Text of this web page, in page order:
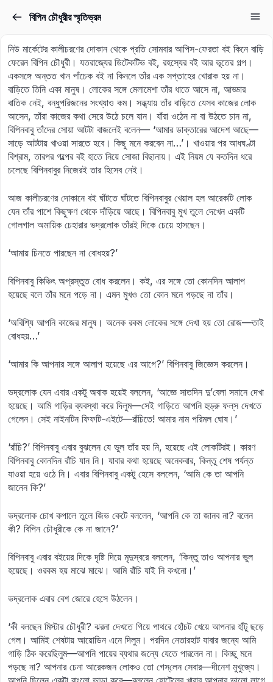
বিপিন চৌধুরীর স্মৃতিভ্রম
নিউ মার্কেটের কালীচরণের দোকান থেকে প্রতি সোমবার আপিস-ফেরতা বই কিনে বাড়ি
ফেরেন বিপিন চৌধুরী। যতরাজ্যের ডিটেকটিভ বই, রহস্যের বই আর ভূতের গল্প।
একসঙ্গে অন্তত খান পাঁচেক বই না কিনলে তাঁর এক সপ্তাহের খোরাক হয় না।
বাড়িতে তিনি একা মানুষ। লোকের সঙ্গে মেলামেশা তাঁর ধাতে আসে না, আড্ডার
বাতিক নেই, বন্ধুপরিজনের সংখ্যাও কম। সন্ধ্যায় তাঁর বাড়িতে যেসব কাজের লোক
আসেন, তাঁরা কাজের কথা সেরে উঠে চলে যান। যাঁরা ওঠেন না বা উঠতে চান না,
বিপিনবাবু তাঁদের সোয়া আটটা বাজলেই বলেন— ‘আমার ডাক্তারের আদেশ আছে—
সাড়ে আটটায় খাওয়া সারতে হবে। কিছু মনে করবেন না…’। খাওয়ার পর আধঘণ্টা
বিশ্রাম, তারপর গল্পের বই হাতে নিয়ে সোজা বিছানায়। এই নিয়ম যে কতদিন ধরে
চলেছে বিপিনবাবুর নিজেরই তার হিসেব নেই।
আজ কালীচরণের দোকানে বই ঘাঁটতে ঘাঁটতে বিপিনবাবুর খেয়াল হল আরেকটি লোক
যেন তাঁর পাশে কিছুক্ষণ থেকে দাঁড়িয়ে আছে। বিপিনবাবু মুখ তুলে দেখেন একটি
গোলগাল অমায়িক চেহারার ভদ্রলোক তাঁরই দিকে চেয়ে হাসছেন।
‘আমায় চিনতে পারছেন না বোধহয়?’
বিপিনবাবু কিঞ্চিৎ অপ্রস্তুত বোধ করলেন। কই, এর সঙ্গে তো কোনদিন আলাপ
হয়েছে বলে তাঁর মনে পড়ে না। এমন মুখও তো কোন মনে পড়ছে না তাঁর।
‘অবিশ্যি আপনি কাজের মানুষ। অনেক রকম লোকের সঙ্গে দেখা হয় তো রোজ—তাই
বোধহয়…’
‘আমার কি আপনার সঙ্গে আলাপ হয়েছে এর আগে?’ বিপিনবাবু জিজ্ঞেস করলেন।
ভদ্রলোক যেন এবার একটু অবাক হয়েই বললেন, ‘আজ্ঞে সাতদিন দু’বেলা সমানে দেখা
হয়েছে। আমি গাড়ির ব্যবস্থা করে দিলুম—সেই গাড়িতে আপনি হুড্রু ফল্‌স দেখতে
গেলেন। সেই নাইনটিন ফিফটি-এইটে—রাঁচিতে! আমার নাম পরিমল ঘোষ।’
‘রাঁচি?’ বিপিনবাবু এবার বুঝলেন যে ভুল তাঁর হয় নি, হয়েছে এই লোকটিরই। কারণ
বিপিনবাবু কোনদিন রাঁচি যান নি। যাবার কথা হয়েছে অনেকবার, কিন্তু শেষ পর্যন্ত
যাওয়া হয়ে ওঠে নি। এবার বিপিনবাবু একটু হেসে বললেন, ‘আমি কে তা আপনি
জানেন কি?’
ভদ্রলোক চোখ কপালে তুলে জিভ কেটে বললেন, ‘আপনি কে তা জানব না? বলেন
কী? বিপিন চৌধুরীকে কে না জানে?’
বিপিনবাবু এবার বইয়ের দিকে দৃষ্টি দিয়ে মৃদুস্বরে বললেন, ‘কিন্তু তাও আপনার ভুল
হয়েছে। ওরকম হয় মাঝে মাঝে। আমি রাঁচি যাই নি কখনো।’
ভদ্রলোক এবার বেশ জোরে হেসে উঠলেন।
‘কী বলছেন মিস্টার চৌধুরী? ঝরনা দেখতে গিয়ে পাথরে হোঁচট খেয়ে আপনার হাঁটু ছড়ে
গেল। আমিই শেষটায় আয়োডিন এনে দিলুম। পরদিন নেতারহাট যাবার জন্যে আমি
গাড়ি ঠিক করেছিলুম—আপনি পায়ের ব্যথার জন্যে যেতে পারলেন না। কিচ্ছু মনে
পড়ছে না? আপনার চেনা আরেকজন লোকও তো গেস্‌লেন সেবার—দীনেশ মুখুজ্যে।
Sign in
Sign in
Don’t have an account? Sign up
Remember me Lost your password?